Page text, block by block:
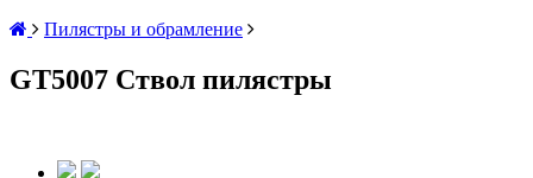
Пилястры и обрамление
GT5007 Ствол пилястры